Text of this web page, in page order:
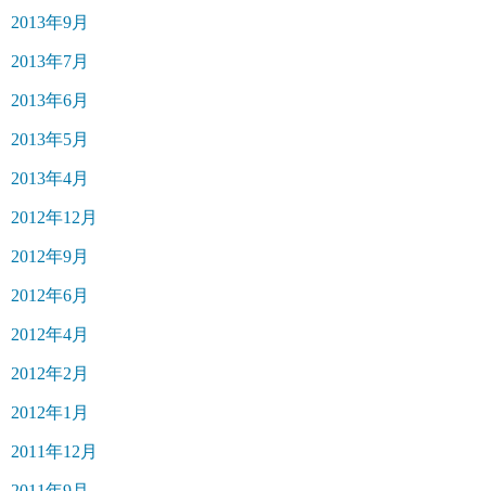
2013年9月
2013年7月
2013年6月
2013年5月
2013年4月
2012年12月
2012年9月
2012年6月
2012年4月
2012年2月
2012年1月
2011年12月